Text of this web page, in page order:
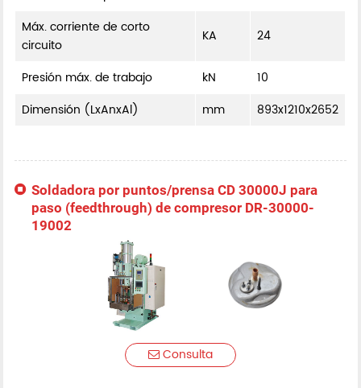
Máx. corriente de corto
circuito
KA 24
Presión máx. de trabajo kN
10
Dimensión (LxAnxAl)
mm 893x1210x2652
Soldadora por puntos/prensa CD 30000J para
paso (feedthrough) de compresor DR-30000-
19002
Consulta